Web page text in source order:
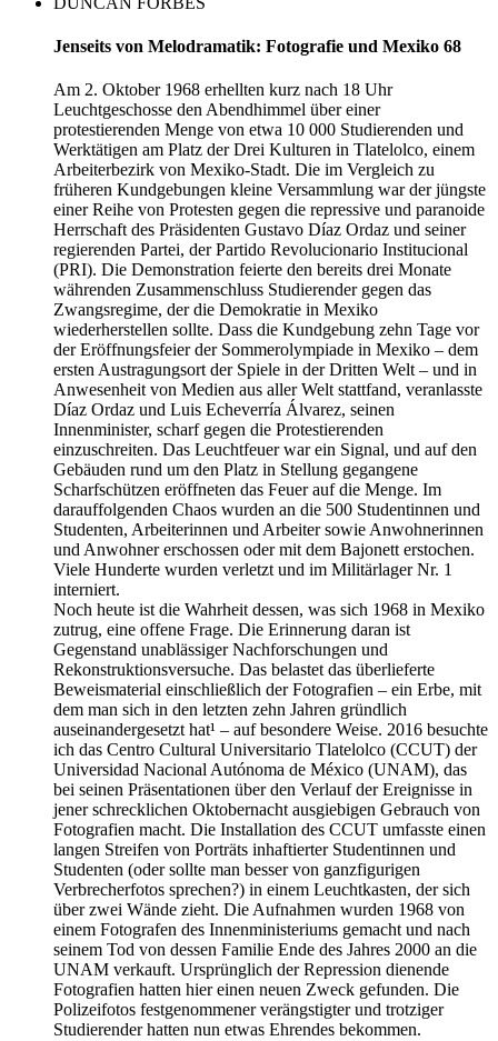
Jenseits von Melodramatik: Fotografie und Mexiko 68
Am 2. Oktober 1968 erhellten kurz nach 18 Uhr
Leuchtgeschosse den Abendhimmel über einer
protestierenden Menge von etwa 10 000 Studierenden und
Werktätigen am Platz der Drei Kulturen in Tlatelolco, einem
Arbeiterbezirk von Mexiko-Stadt. Die im Vergleich zu
früheren Kundgebungen kleine Versammlung war der jüngste
einer Reihe von Protesten gegen die repressive und paranoide
Herrschaft des Präsidenten Gustavo Díaz Ordaz und seiner
regierenden Partei, der Partido Revolucionario Institucional
(PRI). Die Demonstration feierte den bereits drei Monate
währenden Zusammenschluss Studierender gegen das
Zwangsregime, der die Demokratie in Mexiko
wiederherstellen sollte. Dass die Kundgebung zehn Tage vor
der Eröffnungsfeier der Sommerolympiade in Mexiko – dem
ersten Austragungsort der Spiele in der Dritten Welt – und in
Anwesenheit von Medien aus aller Welt stattfand, veranlasste
Díaz Ordaz und Luis Echeverría Álvarez, seinen
Innenminister, scharf gegen die Protestierenden
einzuschreiten. Das Leuchtfeuer war ein Signal, und auf den
Gebäuden rund um den Platz in Stellung gegangene
Scharfschützen eröffneten das Feuer auf die Menge. Im
darauffolgenden Chaos wurden an die 500 Studentinnen und
Studenten, Arbeiterinnen und Arbeiter sowie Anwohnerinnen
und Anwohner erschossen oder mit dem Bajonett erstochen.
Viele Hunderte wurden verletzt und im Militärlager Nr. 1
interniert.
Noch heute ist die Wahrheit dessen, was sich 1968 in Mexiko
zutrug, eine offene Frage. Die Erinnerung daran ist
Gegenstand unablässiger Nachforschungen und
Rekonstruktionsversuche. Das belastet das überlieferte
Beweismaterial einschließlich der Fotografien – ein Erbe, mit
dem man sich in den letzten zehn Jahren gründlich
auseinandergesetzt hat¹ – auf besondere Weise. 2016 besuchte
ich das Centro Cultural Universitario Tlatelolco (CCUT) der
Universidad Nacional Autónoma de México (UNAM), das
bei seinen Präsentationen über den Verlauf der Ereignisse in
jener schrecklichen Oktobernacht ausgiebigen Gebrauch von
Fotografien macht. Die Installation des CCUT umfasste einen
langen Streifen von Porträts inhaftierter Studentinnen und
Studenten (oder sollte man besser von ganzfigurigen
Verbrecherfotos sprechen?) in einem Leuchtkasten, der sich
über zwei Wände zieht. Die Aufnahmen wurden 1968 von
einem Fotografen des Innenministeriums gemacht und nach
seinem Tod von dessen Familie Ende des Jahres 2000 an die
UNAM verkauft. Ursprünglich der Repression dienende
Fotografien hatten hier einen neuen Zweck gefunden. Die
Polizeifotos festgenommener verängstigter und trotziger
Studierender hatten nun etwas Ehrendes bekommen.